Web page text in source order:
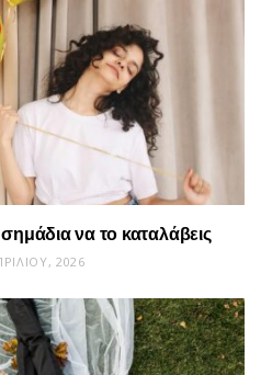
να το καταλάβεις
2026